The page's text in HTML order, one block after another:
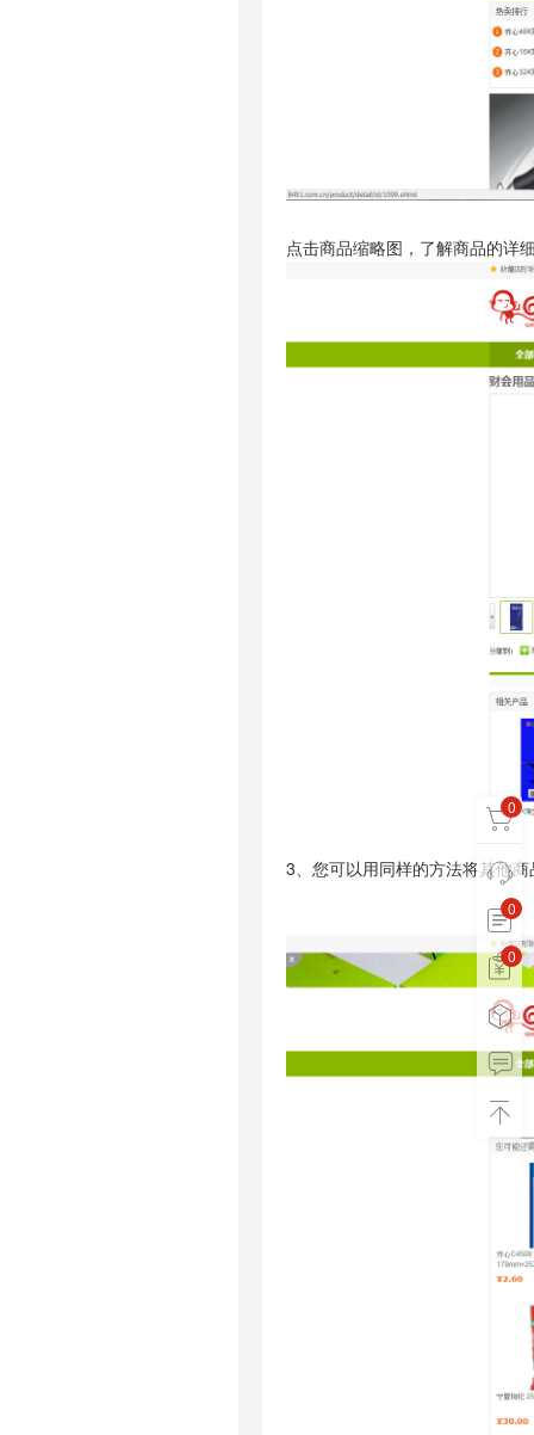
0
0
0 0
点击商品缩略图，了解商品的详
3、您可以用同样的方法将其他